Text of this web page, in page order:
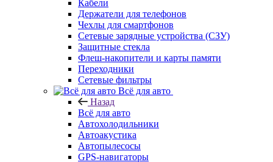
Кабели
Держатели для телефонов
Чехлы для смартфонов
Сетевые зарядные устройства (СЗУ)
Защитные стекла
Флеш-накопители и карты памяти
Переходники
Сетевые фильтры
Всё для авто
Назад
Всё для авто
Автохолодильники
Автоакустика
Автопылесосы
GPS-навигаторы